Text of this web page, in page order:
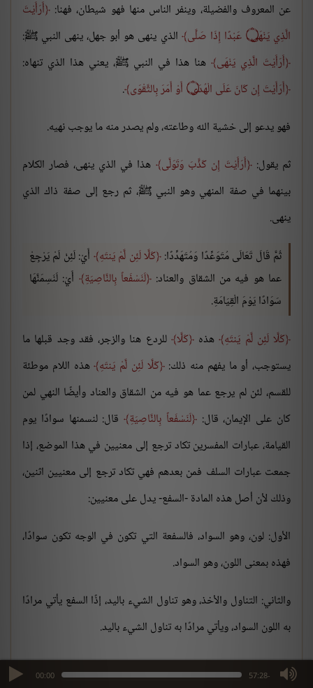
00:00 -57:28
max volume
عن المعروف والفضيلة، وينفر الناس منها فهو شيطان، فهنا: أَرَأَيْتَ
الَّذِي يَنْهَى ۝ عَبْدًا إِذَا صَلَّى
الذي ينهى هو أبو جهل، ينهى النبي ﷺ:
أَرَأَيْتَ الَّذِي يَنْهَى هنا هذا في النبي ﷺ، يعني هذا الذي تنهاه:
أَرَأَيْتَ إِن كَانَ عَلَى الْهُدَى ۝ أَوْ أَمَرَ بِالتَّقْوَى
.
فهو يدعو إلى خشية الله وطاعته، ولم يصدر منه ما يوجب نهيه.
ثم يقول: أَرَأَيْتَ إِن كَذَّبَ وَتَوَلَّى هذا في الذي ينهى، فصار الكلام
بينهما في صفة المنهي وهو النبي ﷺ، ثم رجع إلى صفة ذاك الذي
ينهى.
ثُمَّ قَالَ تَعَالَى مُتَوَعِّدًا وَمُتَهَدِّدًا: كَلَّا لَئِن لَّمْ يَنتَهِ أَيْ: لَئِنْ لَمْ يَرْجِعْ
عما هو فيه من الشقاق والعناد: لَنَسْفَعاً بِالنَّاصِيَةِ
أَيْ: لَنَسِمَنَّهَا
سَوَادًا يَوْمَ الْقِيَامَةِ.
كَلَّا لَئِن لَّمْ يَنتَهِ هذه كَلَّا للردع هنا والزجر، فقد وجد قبلها ما
يستوجب، أو ما يفهم منه ذلك: كَلَّا لَئِن لَّمْ يَنتَهِ هذه اللام موطئة
للقسم، لئن لم يرجع عما هو فيه من الشقاق والعناد وأيضًا النهي لمن
كان على الإيمان، قال: لَنَسْفَعاً بِالنَّاصِيَةِ قال: لنسمنها سوادًا يوم
القيامة، عبارات المفسرين تكاد ترجع إلى معنيين في هذا الموضع، إذا
جمعت عبارات السلف فمن بعدهم فهي تكاد ترجع إلى معنيين اثنين،
وذلك لأن أصل هذه المادة -السفع- يدل على معنيين:
الأول: لون، وهو السواد، فالسفعة التي تكون في الوجه تكون سوادًا،
فهذه بمعنى اللون، وهو السواد.
والثاني: التناول والأخذ، وهو تناول الشيء باليد، إذًا السفع يأتي مرادًا
به اللون السواد، ويأتي مرادًا به تناول الشيء باليد.
ومن هنا جاءت عبارات المفسرين متفرعة في هذا الموضع من هذين